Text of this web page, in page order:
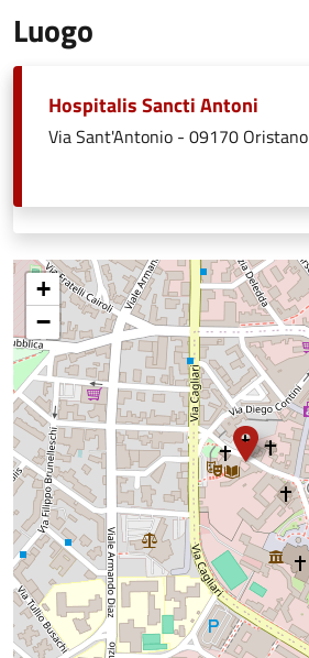
Luogo
Hospitalis Sancti Antoni
Via Sant'Antonio - 09170 Oristano
+
−